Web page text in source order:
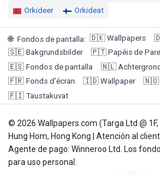
Orkideer
Orkideat
🌐 Fondos de pantalla: 🇩🇰 Wallpapers
🇸🇪 Bakgrundsbilder 🇵🇹 Papéis de
🇪🇸 Fondos de pantalla 🇳🇱
🇫🇷 Fonds d'écran 🇮🇩 Wallpaper 🇳🇴
🇫🇮 Taustakuvat
© 2026 Wallpapers.com (Targa Ltd @
Hung Hom, Hong Kong | Atención al
Agente de pago: Winneroo Ltd. Los
para uso personal.